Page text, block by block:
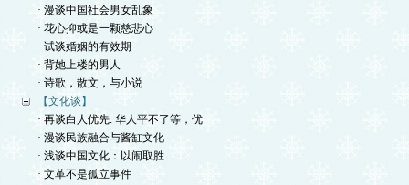
· 漫谈中国社会男女乱象
· 花心抑或是一颗慈悲心
· 试谈婚姻的有效期
· 背她上楼的男人
· 诗歌，散文，与小说
【文化谈】
· 再谈白人优先: 华人平不了等，优
· 漫谈民族融合与酱缸文化
· 浅谈中国文化：以闹取胜
· 文革不是孤立事件